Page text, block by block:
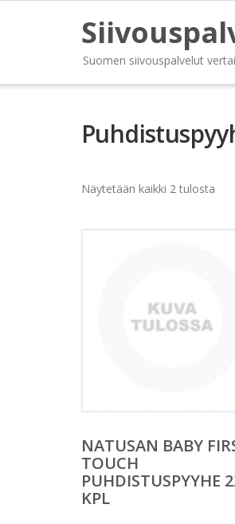
Suomen siivouspalvelut
Näytetään kaikki 2 tulosta
NATUSAN BABY
TOUCH
PUHDISTUSPYYHE
KPL